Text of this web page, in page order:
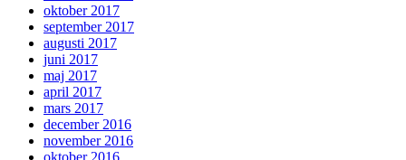
oktober 2017
september 2017
augusti 2017
juni 2017
maj 2017
april 2017
mars 2017
december 2016
november 2016
oktober 2016